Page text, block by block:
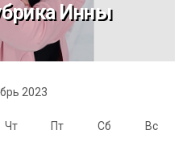
Инны
2023
Чт Пт Сб Вс